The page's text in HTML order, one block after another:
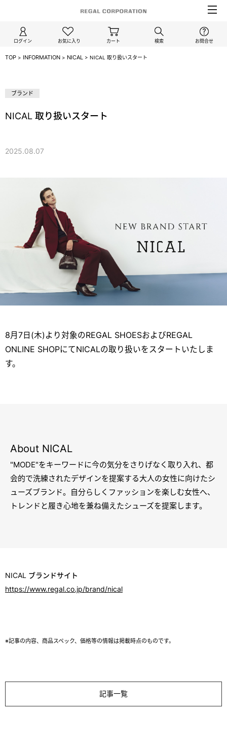
ログイン お気に入り カート 検索 お問合せ
TOP > INFORMATION > NICAL > NICAL 取り扱いスタート
ブランド
NICAL 取り扱いスタート
2025.08.07
8月7日(木)より対象のREGAL SHOESおよびREGAL
ONLINE SHOPにてNICALの取り扱いをスタートいたしま
す。
About NICAL
"MODE"をキーワードに今の気分をさりげなく取り入れ、都
会的で洗練されたデザインを提案する大人の女性に向けたシ
ューズブランド。自分らしくファッションを楽しむ女性へ、
トレンドと履き心地を兼ね備えたシューズを提案します。
NICAL ブランドサイト
https://www.regal.co.jp/brand/nical
※記事の内容、商品スペック、価格等の情報は掲載時点のものです。
記事一覧